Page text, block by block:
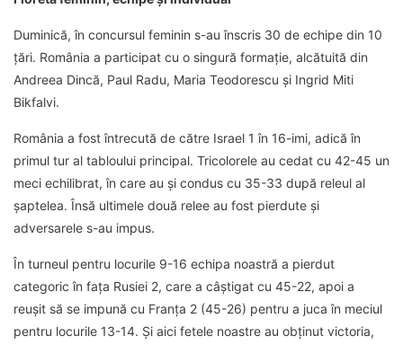
Duminică, în concursul feminin s-au înscris 30 de echipe din 10
țări. România a participat cu o singură formație, alcătuită din
Andreea Dincă, Paul Radu, Maria Teodorescu și Ingrid Miti
Bikfalvi.
România a fost întrecută de către Israel 1 în 16-imi, adică în
primul tur al tabloului principal. Tricolorele au cedat cu 42-45 un
meci echilibrat, în care au și condus cu 35-33 după releul al
șaptelea. Însă ultimele două relee au fost pierdute și
adversarele s-au impus.
În turneul pentru locurile 9-16 echipa noastră a pierdut
categoric în fața Rusiei 2, care a câștigat cu 45-22, apoi a
reușit să se impună cu Franța 2 (45-26) pentru a juca în meciul
pentru locurile 13-14. Și aici fetele noastre au obținut victoria,